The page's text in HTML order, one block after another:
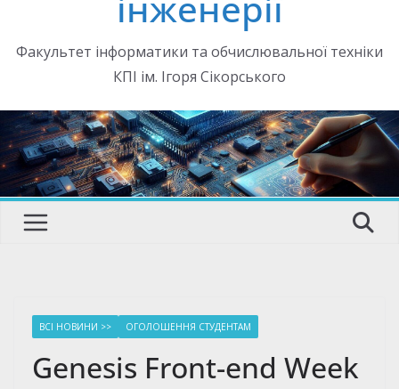
Факультет інформатики та обчислювальної техніки
КПІ ім. Ігоря Сікорського
ВСІ НОВИНИ >> ОГОЛОШЕННЯ СТУДЕНТАМ
Genesis Front-end Week